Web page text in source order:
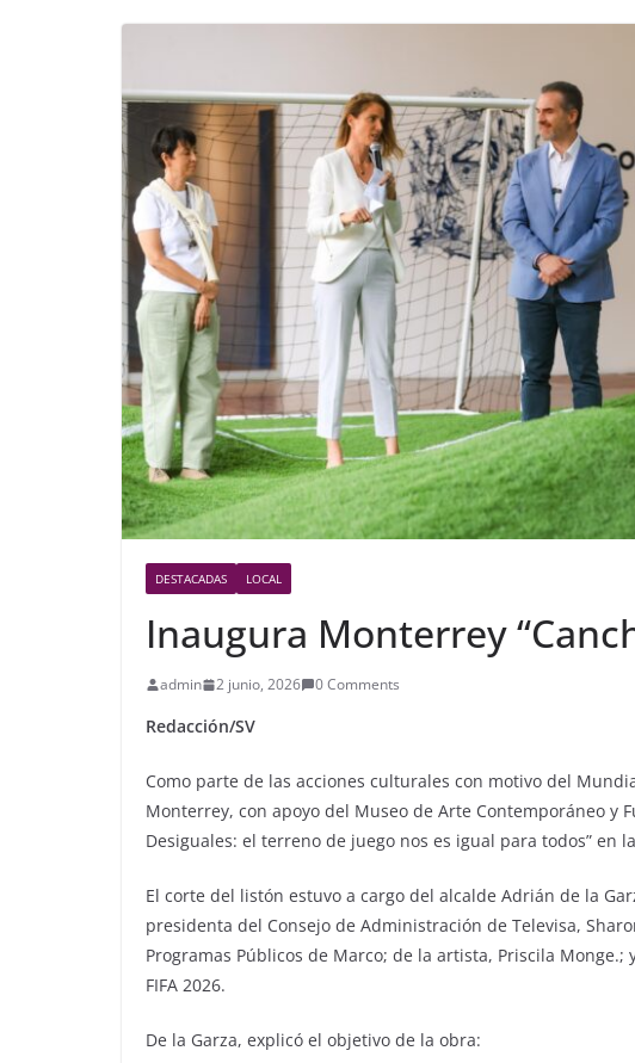
DESTACADAS LOCAL
Inaugura Monterrey
admin 2 junio, 2026 0 Comments
Redacción/SV
Como parte de las acciones culturales con motivo del
Monterrey, con apoyo del Museo de Arte Contemporáneo y
Desiguales: el terreno de juego nos es igual para todos” en
El corte del listón estuvo a cargo del alcalde Adrián de la
presidenta del Consejo de Administración de Televisa,
Programas Públicos de Marco; de la artista, Priscila
FIFA 2026.
De la Garza, explicó el objetivo de la obra: